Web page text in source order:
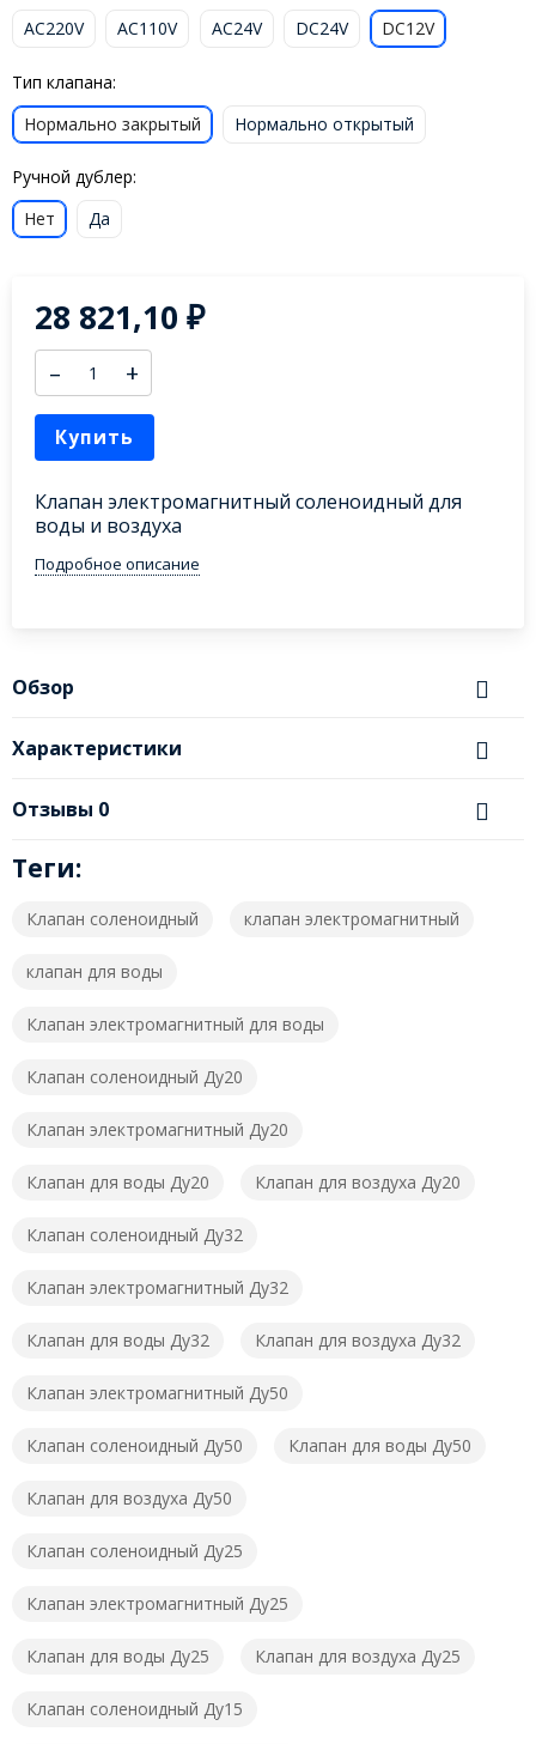
AC220V
AC110V AC24V DC24V DC12V
Тип клапана:
Нормально закрытый
Нормально открытый
Ручной дублер:
Нет
Да
28 821,10₽
– +
Купить
Клапан электромагнитный соленоидный для
воды и воздуха
Подробное описание
Обзор
Характеристики
Отзывы 0
Теги:
Клапан соленоидный клапан электромагнитный
клапан для воды
Клапан электромагнитный для воды
Клапан соленоидный Ду20
Клапан электромагнитный Ду20
Клапан для воды Ду20 Клапан для воздуха Ду20
Клапан соленоидный Ду32
Клапан электромагнитный Ду32
Клапан для воды Ду32 Клапан для воздуха Ду32
Клапан электромагнитный Ду50
Клапан соленоидный Ду50 Клапан для воды Ду50
Клапан для воздуха Ду50
Клапан соленоидный Ду25
Клапан электромагнитный Ду25
Клапан для воды Ду25 Клапан для воздуха Ду25
Клапан соленоидный Ду15